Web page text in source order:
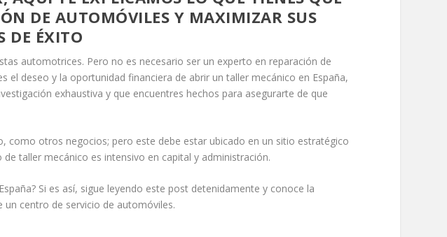
DE AUTOMÓVILES Y MAXIMIZAR SUS
DE ÉXITO
automotrices. Pero no es necesario ser un experto en reparación de
deseo y la oportunidad financiera de abrir un taller mecánico en España,
exhaustiva y que encuentres hechos para asegurarte de que
como otros negocios; pero este debe estar ubicado en un sitio estratégico
taller mecánico es intensivo en capital y administración.
Si es así, sigue leyendo este post detenidamente y conoce la
centro de servicio de automóviles.